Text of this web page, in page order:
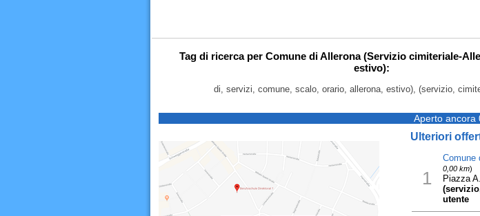
Tag di ricerca per Comune di Allerona (Servizio cimiteriale-
estivo):
di, servizi, comune, scalo, orario, allerona, estivo), (servizio,
Aperto ancora
Ulteriori
1
Comune
0,00 km)
Piazza
utente